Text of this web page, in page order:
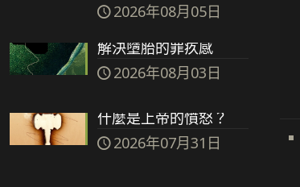
2026年08月05日
解決墮胎的罪疚感
2026年08月03日
什麼是上帝的憤怒？
2026年07月31日